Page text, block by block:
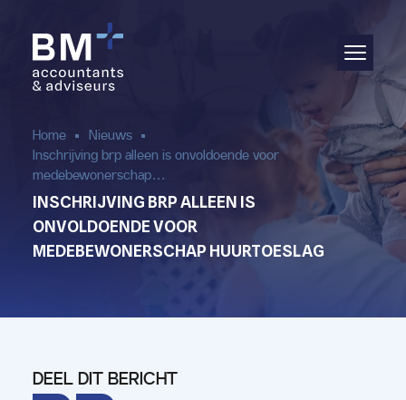
Home
Nieuws
Inschrijving brp alleen is onvoldoende voor
medebewonerschap…
INSCHRIJVING BRP ALLEEN IS
ONVOLDOENDE VOOR
MEDEBEWONERSCHAP HUURTOESLAG
DEEL DIT BERICHT
Administratie
Jaarrekening
Salarisadministratie
Aangifte & fiscaal advies